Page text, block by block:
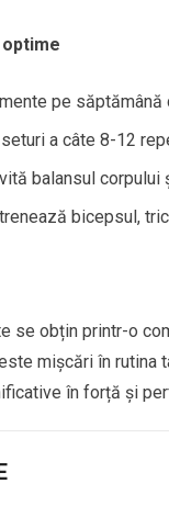
pe
a câte 8-12
balansul
bicepsul,
se obțin printr-o
mișcări în rutina
în forță și